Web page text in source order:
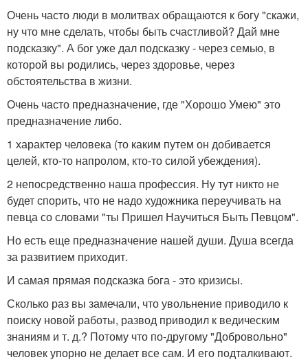
Очень часто люди в молитвах обращаются к богу "скажи,
ну что мне сделать, чтобы быть счастливой? Дай мне
подсказку". А бог уже дал подсказку - через семью, в
которой вы родились, через здоровье, через
обстоятельства в жизни.
Очень часто предназначение, где "Хорошо Умею" это
предназначение либо.
1 характер человека (то каким путем он добивается
целей, кто-то напролом, кто-то силой убеждения).
2 непосредственно наша профессия. Ну тут никто не
будет спорить, что не надо художника переучивать на
певца со словами "ты Пришел Научиться Быть Певцом".
Но есть еще предназначение нашей души. Душа всегда
за развитием приходит.
И самая прямая подсказка бога - это кризисы.
Сколько раз вы замечали, что увольнение приводило к
поиску новой работы, развод приводил к ведическим
знаниям и т. д.? Потому что по-другому "Добровольно"
человек упорно не делает все сам. И его подталкивают.